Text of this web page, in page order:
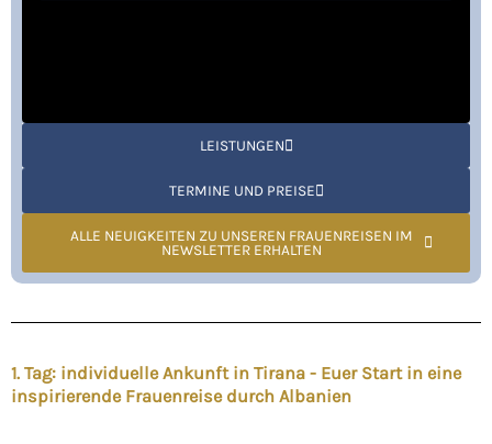
LEISTUNGEN
TERMINE UND PREISE
ALLE NEUIGKEITEN ZU UNSEREN FRAUENREISEN IM
NEWSLETTER ERHALTEN
1. Tag: individuelle Ankunft in Tirana - Euer Start in eine
inspirierende Frauenreise durch Albanien